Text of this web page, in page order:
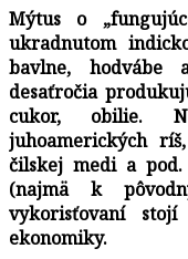
Mýtus o
ukradnutom
bavlne,
desaťročia
cukor, obilie.
juhoamerických
čilskej medi a
(najmä k
vykorisťovaní
ekonomiky.